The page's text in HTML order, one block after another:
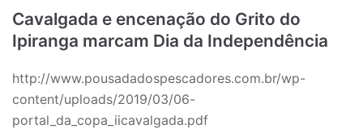
Cavalgada e encenação do Grito do
Ipiranga marcam Dia da Independência
http://www.pousadadospescadores.com.br/wp-
content/uploads/2019/03/06-
portal_da_copa_iicavalgada.pdf